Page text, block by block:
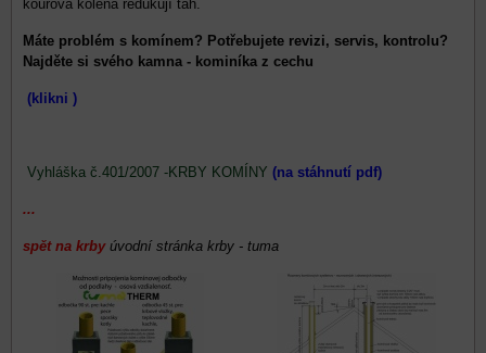
kouřová kolena redukují tah.
Máte problém s komínem? Potřebujete revizi, servis, kontrolu?
Najděte si svého kamna - kominíka z cechu
(klikni )
Vyhláška č.401/2007 -KRBY KOMÍNY (na stáhnutí pdf)
...
spět na krby úvodní stránka krby - tuma